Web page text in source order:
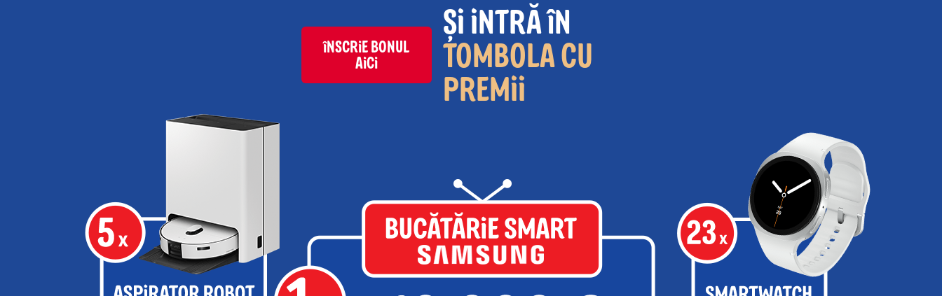
ÎNSCRIE BONUL
AICI
ŞI INTRĂ îN
TOMBOLA CU
PREMII